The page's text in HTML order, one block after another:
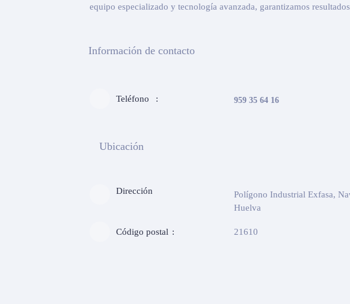
equipo especializado y tecnología avanzada, garantizamos
Información de contacto
Teléfono 959 35 64 16
Ubicación
Dirección
Polígono Industrial Exfasa,
Huelva
Código postal 21610